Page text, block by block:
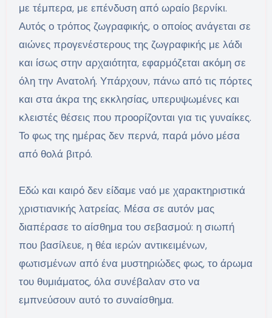
με τέμπερα, με επένδυση από ωραίο βερνίκι.
Αυτός ο τρόπος ζωγραφικής, ο οποίος ανάγεται σε
αιώνες προγενέστερους της ζωγραφικής με λάδι
και ίσως στην αρχαιότητα, εφαρμόζεται ακόμη σε
όλη την Ανατολή. Υπάρχουν, πάνω από τις πόρτες
και στα άκρα της εκκλησίας, υπερυψωμένες και
κλειστές θέσεις που προορίζονται για τις γυναίκες.
Το φως της ημέρας δεν περνά, παρά μόνο μέσα
από θολά βιτρό.
Εδώ και καιρό δεν είδαμε ναό με χαρακτηριστικά
χριστιανικής λατρείας. Μέσα σε αυτόν μας
διαπέρασε το αίσθημα του σεβασμού: η σιωπή
που βασίλευε, η θέα ιερών αντικειμένων,
φωτισμένων από ένα μυστηριώδες φως, το άρωμα
του θυμιάματος, όλα συνέβαλαν στο να
εμπνεύσουν αυτό το συναίσθημα.